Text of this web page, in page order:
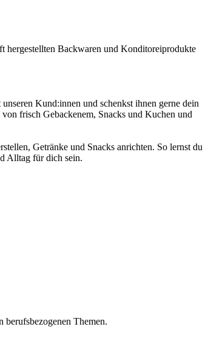
hergestellten Backwaren und Konditoreiprodukte
Kund:innen und schenkst ihnen gerne dein
frisch Gebackenem, Snacks und Kuchen und
Getränke und Snacks anrichten. So lernst du
Alltag für dich sein.
berufsbezogenen Themen.